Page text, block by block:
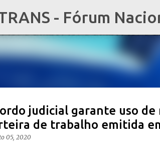
- Fórum
judicial garante uso de
de trabalho emitida
05, 2020